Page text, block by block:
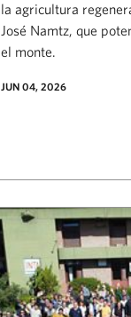
la agricultura
José Namtz, que
el monte.
JUN 04, 2026